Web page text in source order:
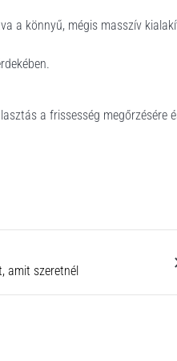
a könnyű, mégis masszív
a frissesség megőrzésére
amit szeretnél